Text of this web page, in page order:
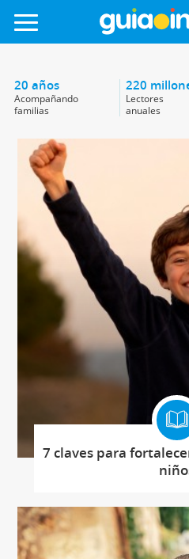
20 años
Acompañando
familias
220
Lectores
anuales
7 claves para